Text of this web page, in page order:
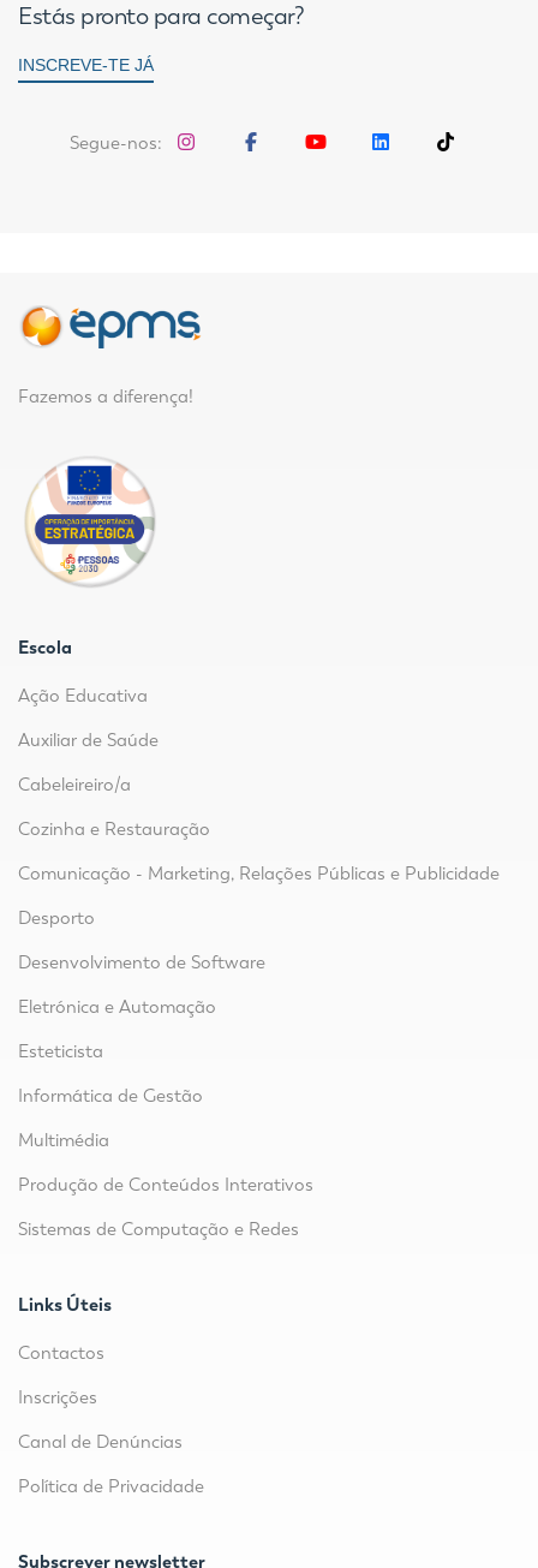
Estás pronto para começar?
INSCREVE-TE JÁ
Segue-nos:
Fazemos a diferença!
Escola
Ação Educativa
Auxiliar de Saúde
Cabeleireiro/a
Cozinha e Restauração
Comunicação - Marketing, Relações Públicas e Publicidade
Desporto
Desenvolvimento de Software
Eletrónica e Automação
Esteticista
Informática de Gestão
Multimédia
Produção de Conteúdos Interativos
Sistemas de Computação e Redes
Links Úteis
Contactos
Inscrições
Canal de Denúncias
Política de Privacidade
Subscrever newsletter